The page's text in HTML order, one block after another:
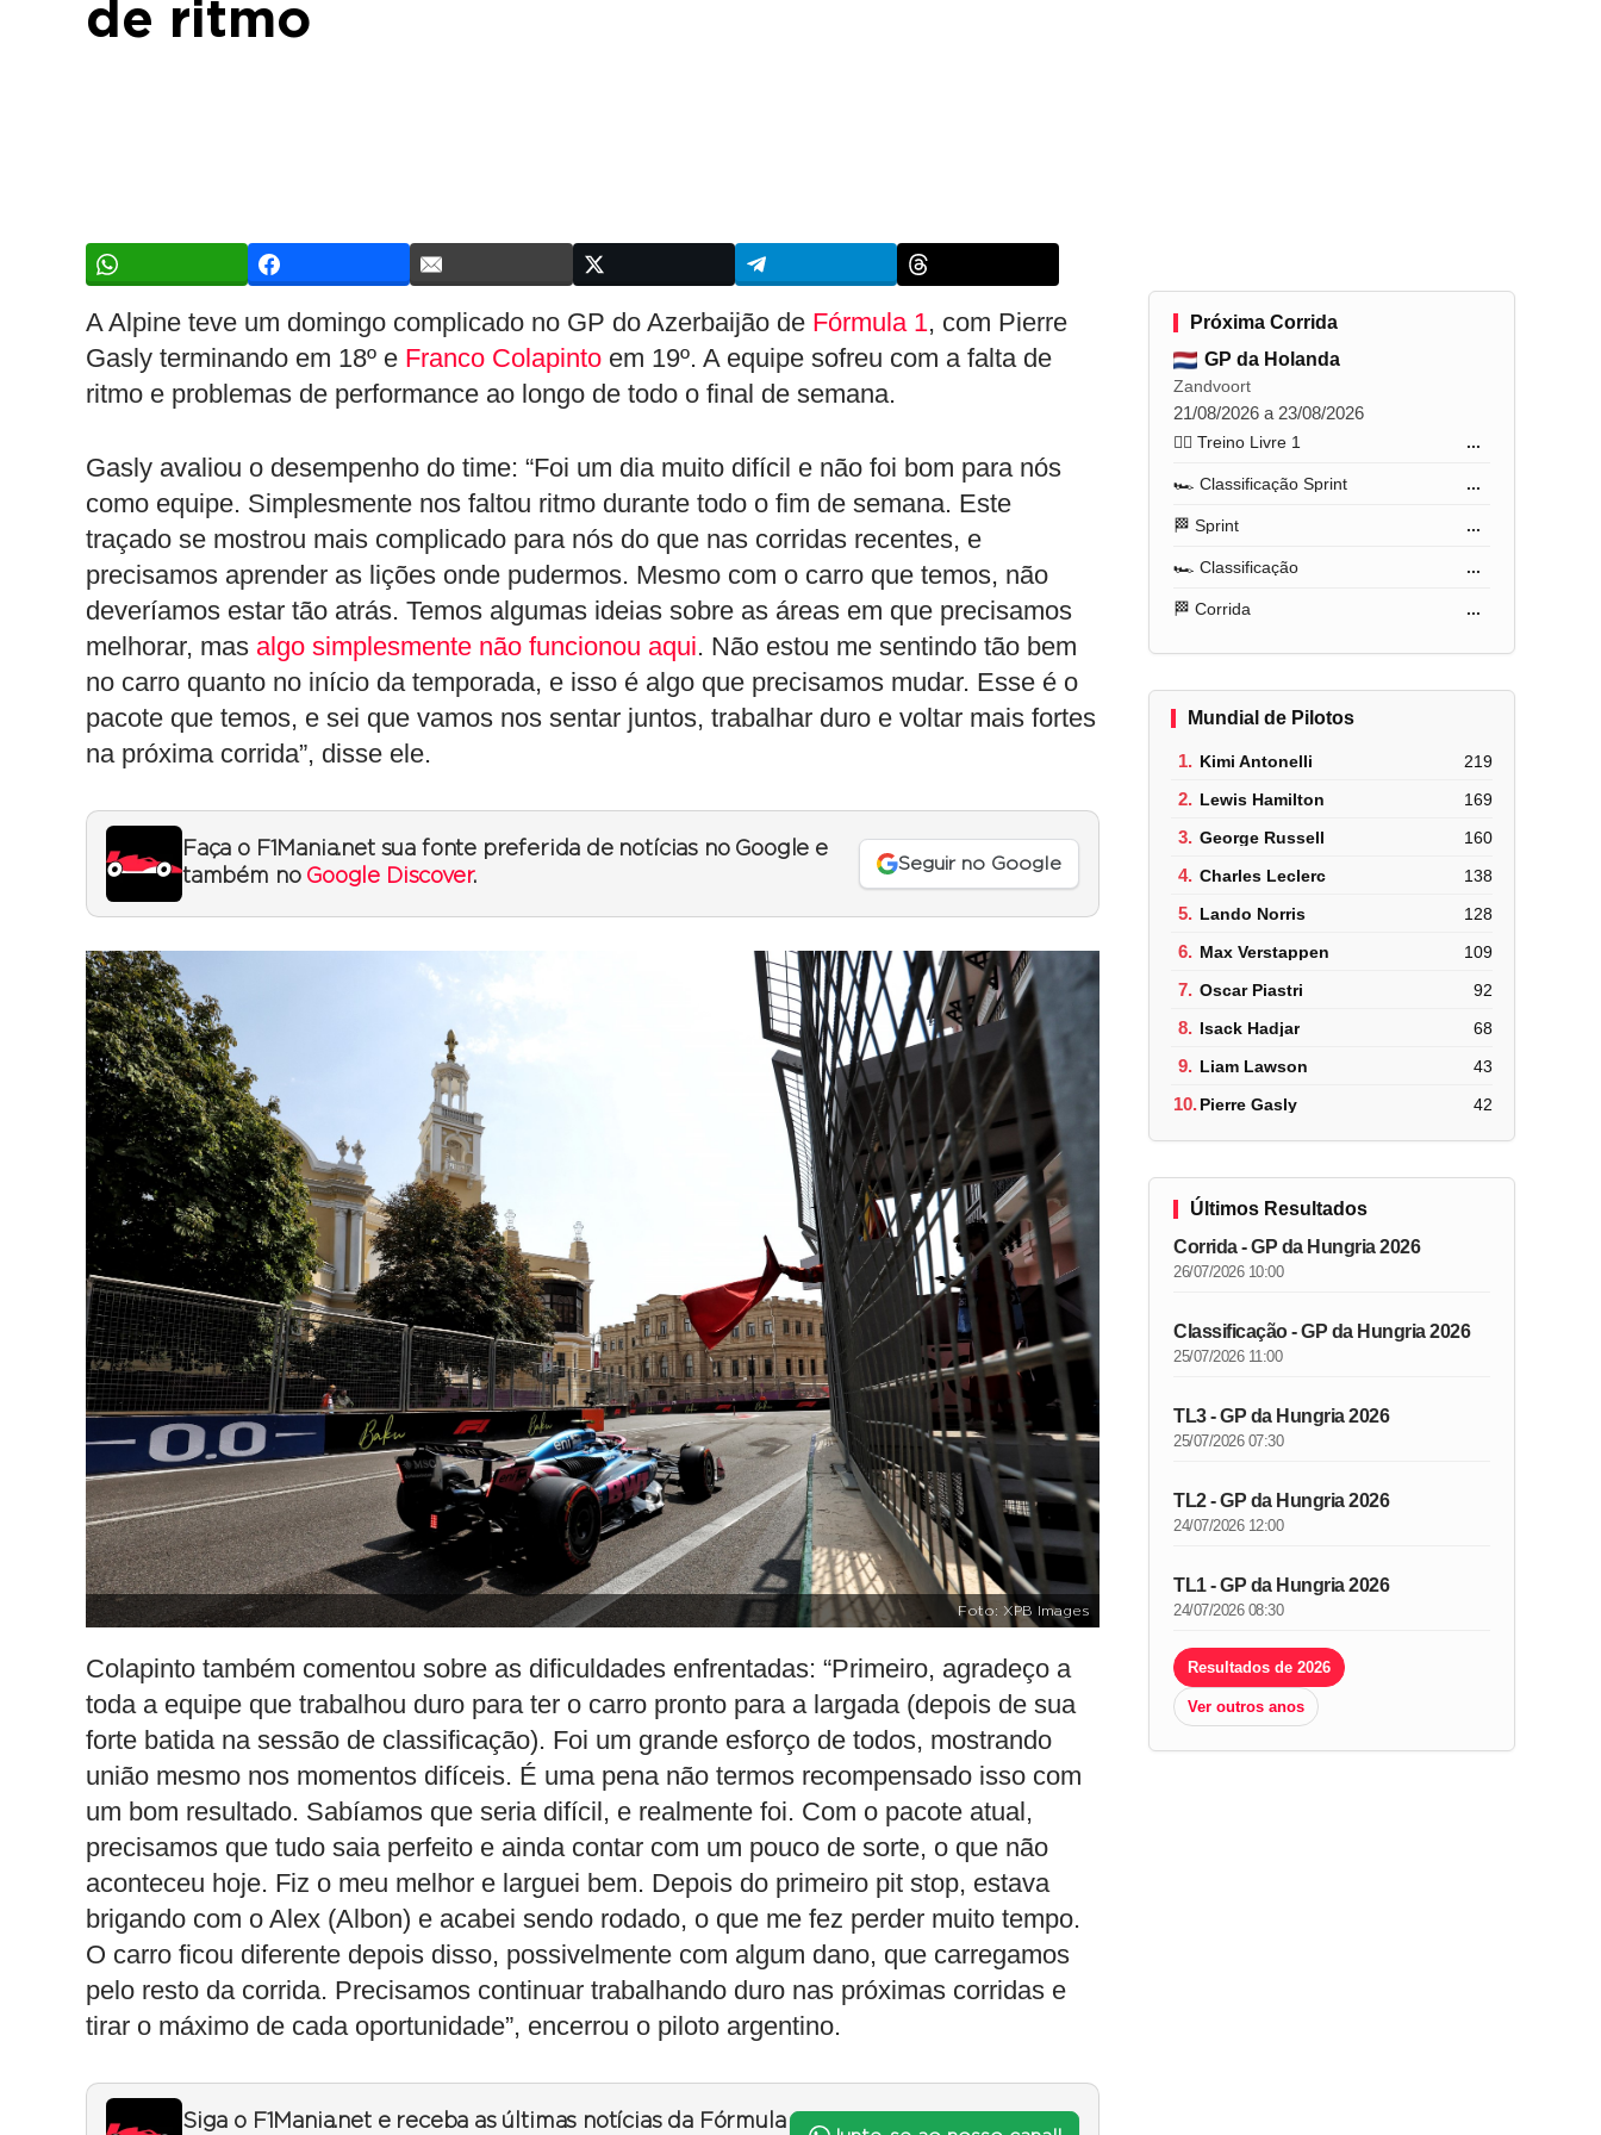
de ritmo
A Alpine teve um domingo complicado no GP do Azerbaijão de Fórmula 1, com Pierre
Gasly terminando em 18º e Franco Colapinto em 19º. A equipe sofreu com a falta de
ritmo e problemas de performance ao longo de todo o final de semana.
Gasly avaliou o desempenho do time: “Foi um dia muito difícil e não foi bom para nós
como equipe. Simplesmente nos faltou ritmo durante todo o fim de semana. Este
traçado se mostrou mais complicado para nós do que nas corridas recentes, e
precisamos aprender as lições onde pudermos. Mesmo com o carro que temos, não
deveríamos estar tão atrás. Temos algumas ideias sobre as áreas em que precisamos
melhorar, mas algo simplesmente não funcionou aqui. Não estou me sentindo tão bem
no carro quanto no início da temporada, e isso é algo que precisamos mudar. Esse é o
pacote que temos, e sei que vamos nos sentar juntos, trabalhar duro e voltar mais fortes
na próxima corrida”, disse ele.
Faça o F1Mania.net sua fonte preferida de notícias no Google e
também no Google Discover.
Seguir no Google
Foto: XPB Images
Colapinto também comentou sobre as dificuldades enfrentadas: “Primeiro, agradeço a
toda a equipe que trabalhou duro para ter o carro pronto para a largada (depois de sua
forte batida na sessão de classificação). Foi um grande esforço de todos, mostrando
união mesmo nos momentos difíceis. É uma pena não termos recompensado isso com
um bom resultado. Sabíamos que seria difícil, e realmente foi. Com o pacote atual,
precisamos que tudo saia perfeito e ainda contar com um pouco de sorte, o que não
aconteceu hoje. Fiz o meu melhor e larguei bem. Depois do primeiro pit stop, estava
brigando com o Alex (Albon) e acabei sendo rodado, o que me fez perder muito tempo.
O carro ficou diferente depois disso, possivelmente com algum dano, que carregamos
pelo resto da corrida. Precisamos continuar trabalhando duro nas próximas corridas e
tirar o máximo de cada oportunidade”, encerrou o piloto argentino.
Siga o F1Mania.net e receba as últimas notícias da Fórmula
Próxima Corrida
GP da Holanda
Zandvoort
21/08/2026 a 23/08/2026
🏋️‍♂️ Treino Livre 1 ...
🏎️ Classificação Sprint ...
🏁 Sprint ...
🏎️ Classificação ...
🏁 Corrida ...
Mundial de Pilotos
1. Kimi Antonelli 219
2. Lewis Hamilton 169
3. George Russell 160
4. Charles Leclerc 138
5. Lando Norris 128
6. Max Verstappen 109
7. Oscar Piastri 92
8. Isack Hadjar 68
9. Liam Lawson 43
10.Pierre Gasly 42
Últimos Resultados
Corrida - GP da Hungria 2026
26/07/2026 10:00
Classificação - GP da Hungria 2026
25/07/2026 11:00
TL3 - GP da Hungria 2026
25/07/2026 07:30
TL2 - GP da Hungria 2026
24/07/2026 12:00
TL1 - GP da Hungria 2026
24/07/2026 08:30
Resultados de 2026
Ver outros anos